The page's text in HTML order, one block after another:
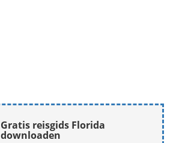
Gratis reisgids Florida
downloaden